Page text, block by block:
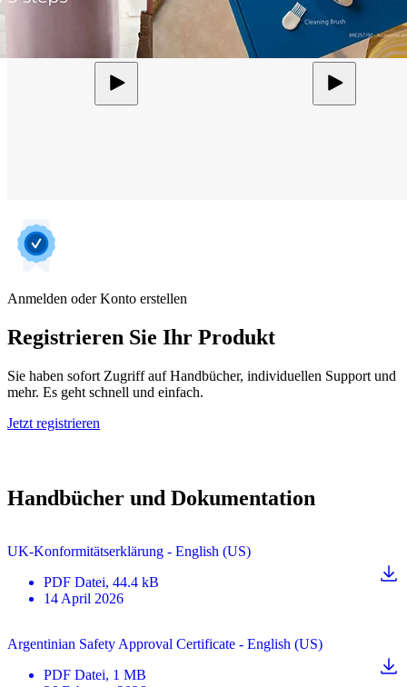
Anmelden oder Konto erstellen
Registrieren Sie Ihr Produkt
Sie haben sofort Zugriff auf Handbücher, individuellen Support und
mehr. Es geht schnell und einfach.
Jetzt registrieren
Handbücher und Dokumentation
UK-Konformitätserklärung - English (US)
PDF Datei, 44.4 kB
14 April 2026
Argentinian Safety Approval Certificate - English (US)
PDF Datei, 1 MB